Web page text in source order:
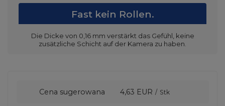
Fast kein Rollen.
Die Dicke von 0,16 mm verstärkt das Gefühl, keine
zusätzliche Schicht auf der Kamera zu haben.
Cena sugerowana 4,63 EUR / Stk